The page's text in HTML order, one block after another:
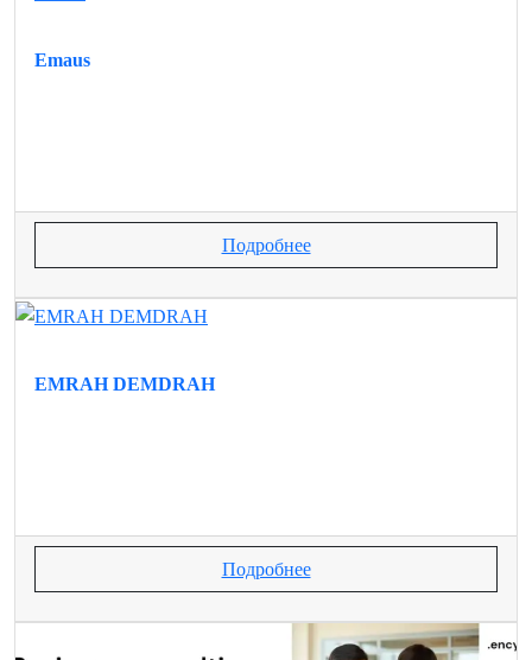
Emaus
Подробнее
EMRAH DEMDRAH
Подробнее